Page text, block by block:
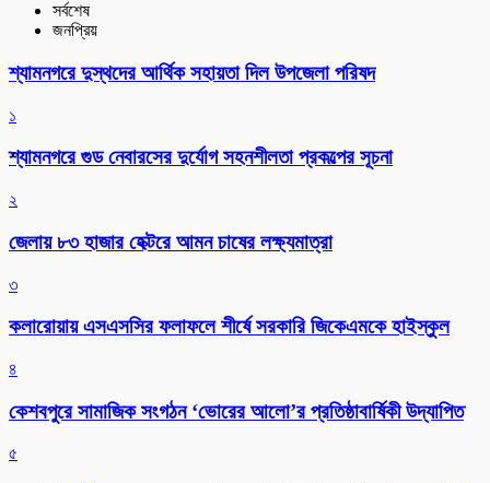
সর্বশেষ
জনপ্রিয়
শ্যামনগরে দুস্থদের আর্থিক সহায়তা দিল উপজেলা পরিষদ
১
শ্যামনগরে গুড নেবারসের দুর্যোগ সহনশীলতা প্রকল্পের সূচনা
২
জেলায় ৮৩ হাজার হেক্টরে আমন চাষের লক্ষ্যমাত্রা
৩
কলারোয়ায় এসএসসির ফলাফলে শীর্ষে সরকারি জিকেএমকে হাইস্কুল
৪
কেশবপুরে সামাজিক সংগঠন ‘ভোরের আলো’র প্রতিষ্ঠাবার্ষিকী উদ্যাপিত
৫